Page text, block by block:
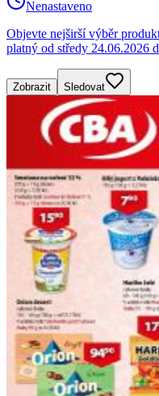
Nenastaveno
Objevte nejširší výběr
platný od středy 24.06.2026
Zobrazit Sledovat